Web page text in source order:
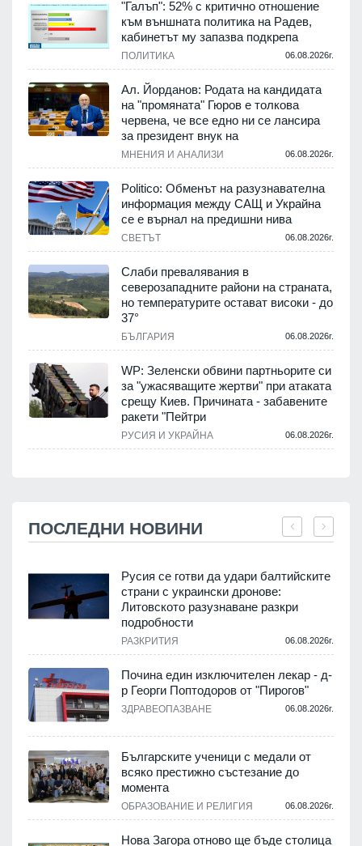
"Галъп": 52% с критично отношение
към външната политика на Радев,
кабинетът му запазва подкрепа
ПОЛИТИКА 06.08.2026г.
Ал. Йорданов: Родата на кандидата
на "промяната" Гюров е толкова
червена, че все едно ни се лансира
за президент внук на
МНЕНИЯ И АНАЛИЗИ 06.08.2026г.
Politico: Обменът на разузнавателна
информация между САЩ и Украйна
се е върнал на предишни нива
СВЕТЪТ 06.08.2026г.
Слаби превалявания в
северозападните райони на страната,
но температурите остават високи - до
37°
БЪЛГАРИЯ 06.08.2026г.
WP: Зеленски обвини партньорите си
за "ужасяващите жертви" при атаката
срещу Киев. Причината - забавените
ракети "Пейтри
РУСИЯ И УКРАЙНА 06.08.2026г.
ПОСЛЕДНИ НОВИНИ
Русия се готви да удари балтийските
страни с украински дронове:
Литовското разузнаване разкри
подробности
РАЗКРИТИЯ 06.08.2026г.
Почина един изключителен лекар - д-
р Георги Поптодоров от "Пирогов"
ЗДРАВЕОПАЗВАНЕ 06.08.2026г.
Българските ученици с медали от
всяко престижно състезание до
момента
ОБРАЗОВАНИЕ И РЕЛИГИЯ 06.08.2026г.
Нова Загора отново ще бъде столица